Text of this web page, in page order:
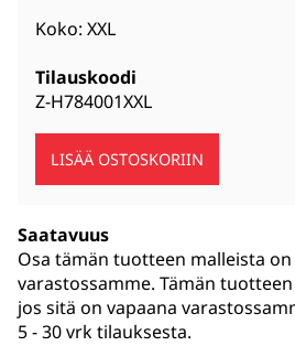
Koko: XXL
Tilauskoodi
Z-H784001XXL
Saatavuus
Osa tämän tuotteen malleista on
varastossamme. Tämän
jos sitä on vapaana
5 - 30 vrktilauksesta.